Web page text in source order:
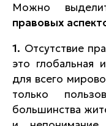
Можно
правовых
1. Отсутствие
это глобальная
для всего
только
большинства